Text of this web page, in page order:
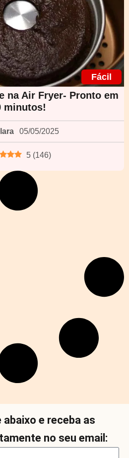
Fácil
na Air Fryer- Pronto em
minutos!
05/05/2025
5 (146)
e receba as
no seu email: